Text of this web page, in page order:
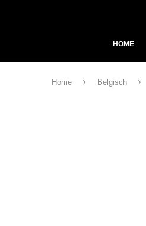
HOME
Home Belgisch